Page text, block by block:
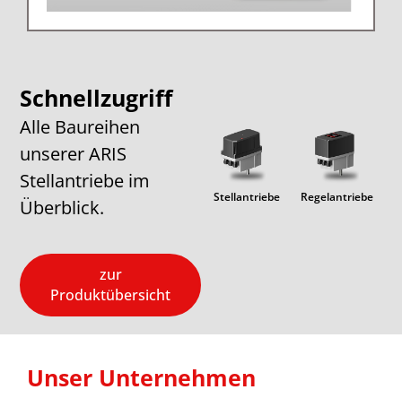
Schnellzugriff
Alle Baureihen
unserer ARIS
Stellantriebe im
Überblick.
zur
Produktübersicht
Lineare
Stellantriebe Regelantriebe
Unser Unternehmen